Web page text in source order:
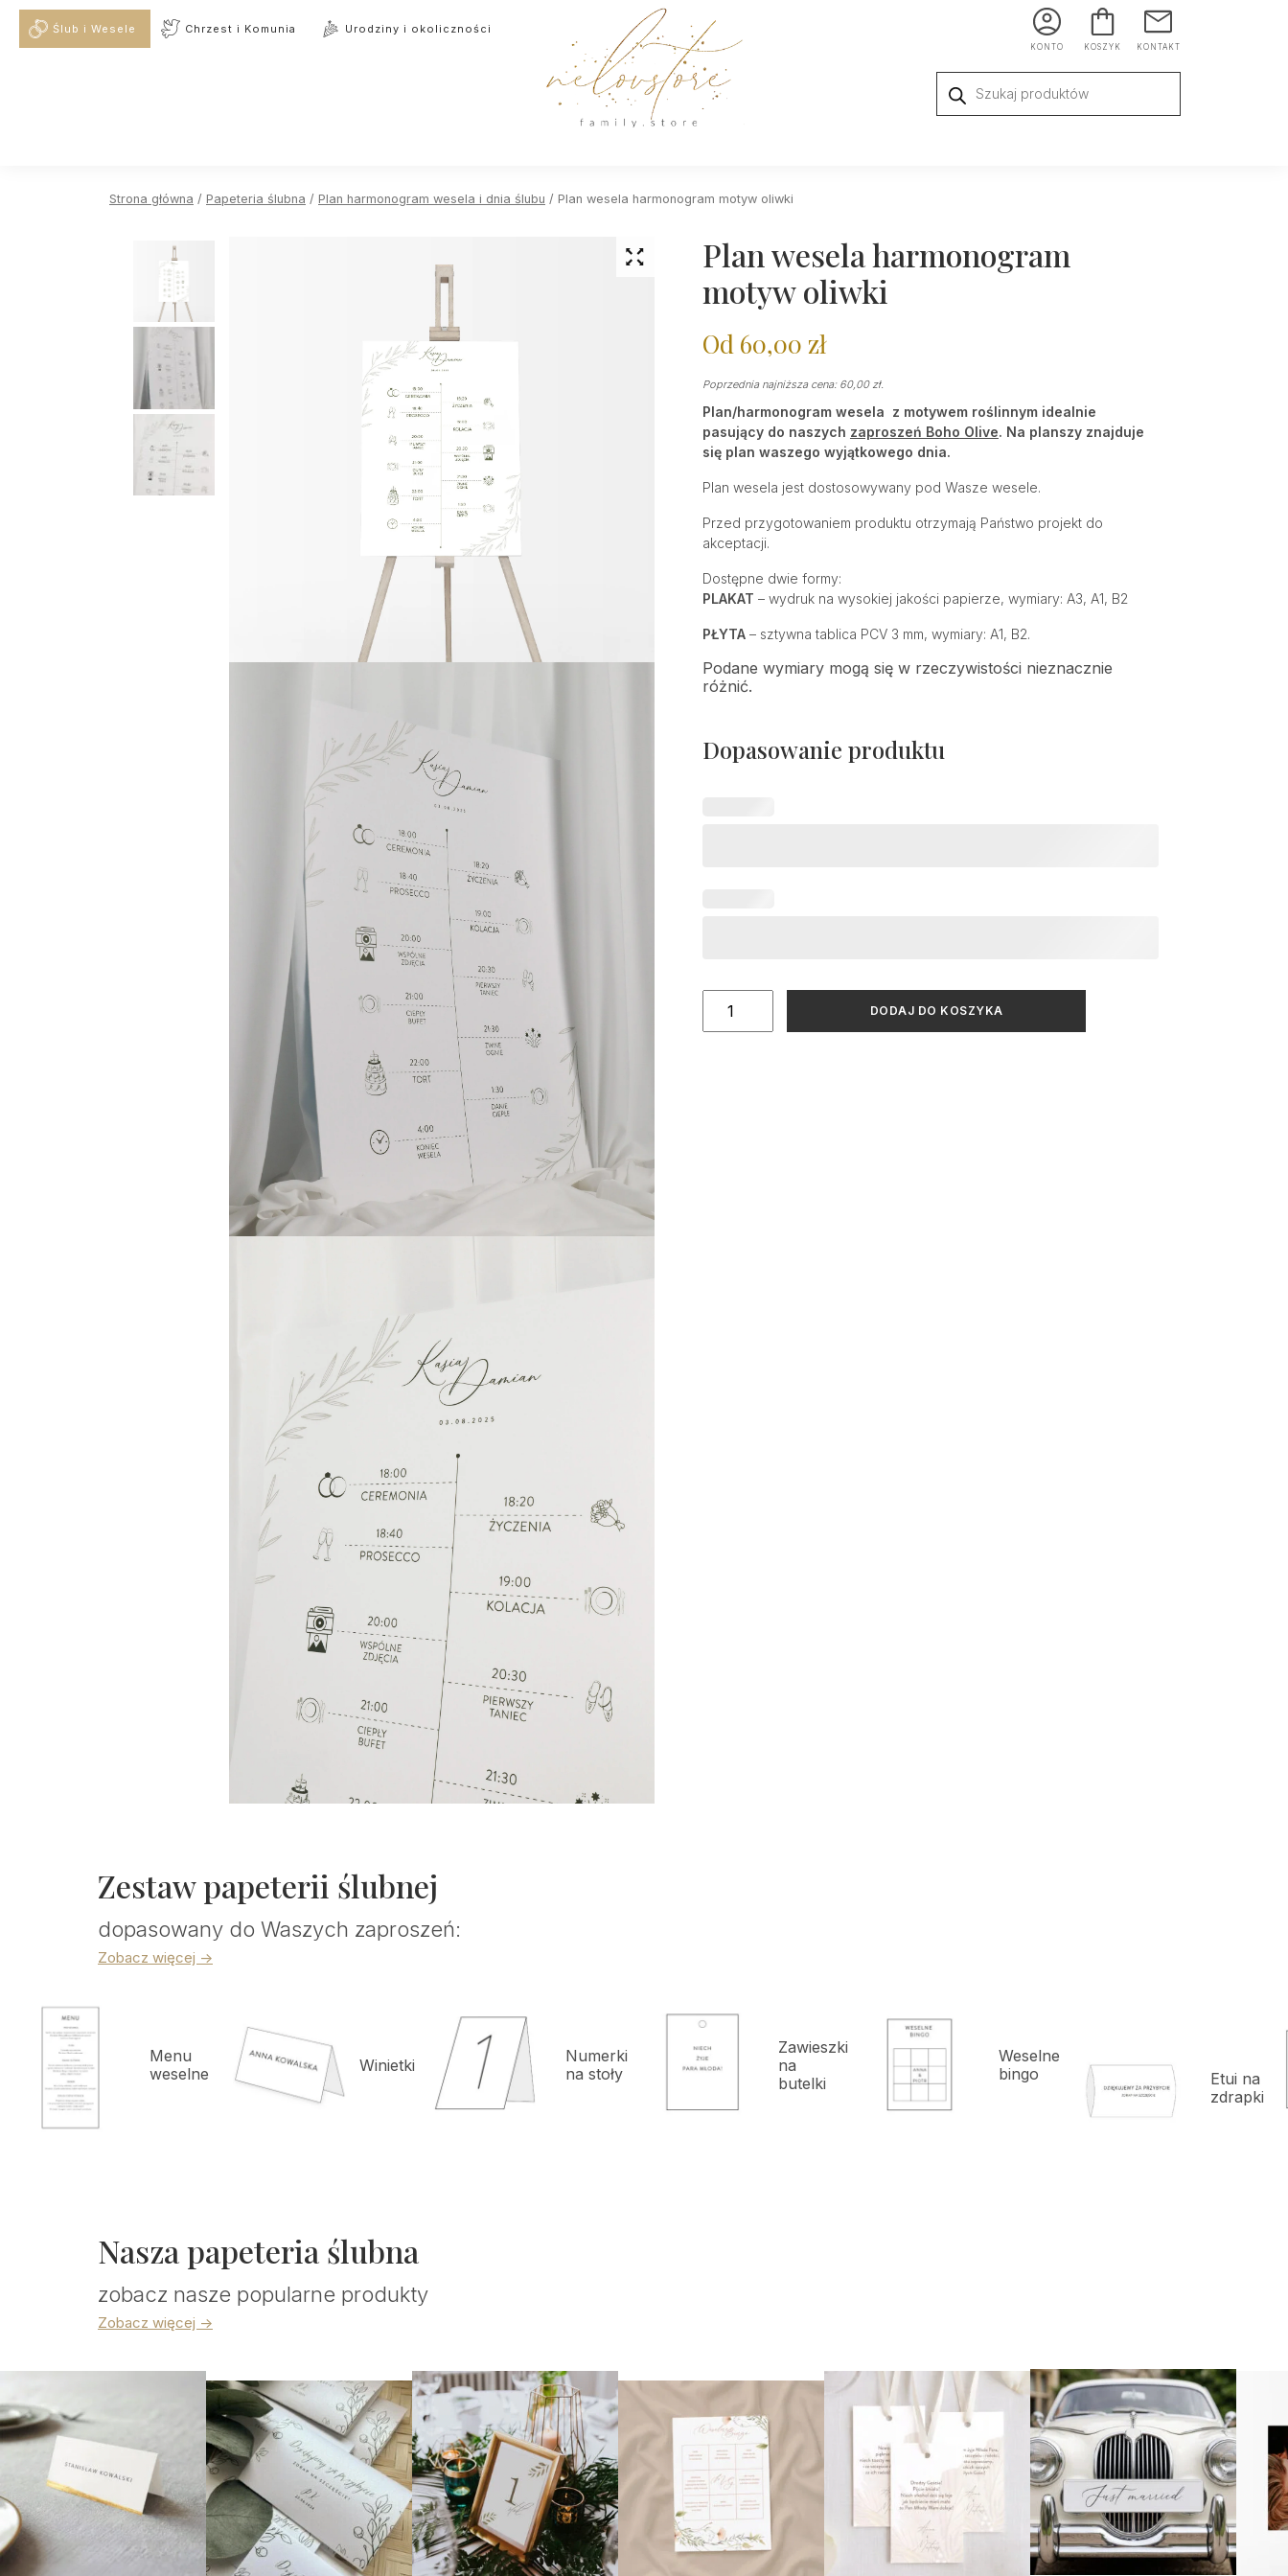
KONTO KOSZYK KONTAKT
produktów
Ślub i Wesele Chrzest i Komunia Urodziny i okoliczności
Strona główna / Papeteria ślubna / Plan harmonogram wesela i dnia ślubu / Plan wesela harmonogram motyw oliwki
Plan wesela harmonogram
motyw oliwki
Od 60,00 zł
Poprzednia najniższa cena: 60,00 zł.
Plan/harmonogram wesela z motywem roślinnym idealnie
pasujący do naszych zaproszeń Boho Olive. Na planszy znajduje
się plan waszego wyjątkowego dnia.
Plan wesela jest dostosowywany pod Wasze wesele.
Przed przygotowaniem produktu otrzymają Państwo projekt do
akceptacji.
Dostępne dwie formy:
PLAKAT – wydruk na wysokiej jakości papierze, wymiary: A3, A1, B2
PŁYTA– sztywna tablica PCV 3 mm, wymiary: A1, B2.
Podane wymiary mogą się w rzeczywistości nieznacznie
różnić.
Dopasowanie produktu
ilość
DODAJ DO KOSZYKA
Zestaw papeterii ślubnej
dopasowany do Waszych zaproszeń:
Zobacz więcej ->
Menu
weselne
Winietki
Numerki
na stoły
Zawieszki
na
butelki
Weselne
bingo
Etui na
zdrapki
Nasza papeteria ślubna
zobacz nasze popularne produkty
Zobacz więcej ->